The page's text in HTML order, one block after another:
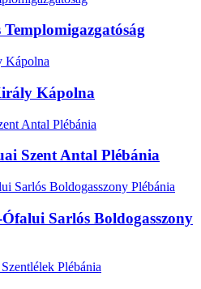
Kápolna
Szent Antal Plébánia
Sarlós Boldogasszony